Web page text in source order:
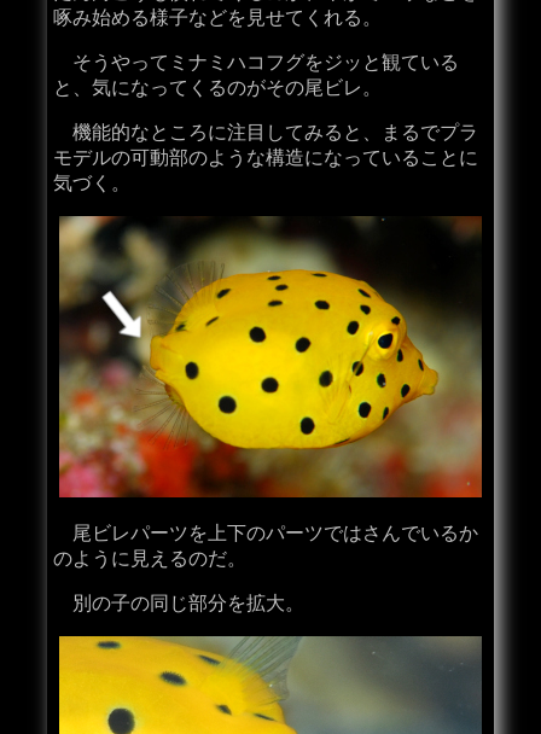
啄み始める様子などを見せてくれる。
そうやってミナミハコフグをジッと観ている
と、気になってくるのがその尾ビレ。
機能的なところに注目してみると、まるでプラ
モデルの可動部のような構造になっていることに
気づく。
尾ビレパーツを上下のパーツではさんでいるか
のように見えるのだ。
別の子の同じ部分を拡大。